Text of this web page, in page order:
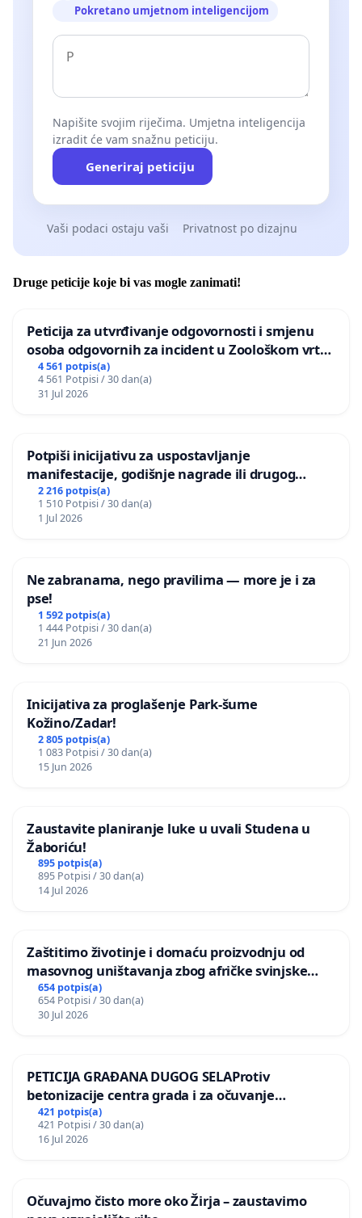
Pokretano umjetnom inteligencijom
Napišite svojim riječima. Umjetna inteligencija
izradit će vam snažnu peticiju.
Generiraj peticiju
Vaši podaci ostaju vaši Privatnost po dizajnu
Druge peticije koje bi vas mogle zanimati!
Peticija za utvrđivanje odgovornosti i smjenu
osoba odgovornih za incident u Zoološkom vrtu
Grada Zagreba
4 561 potpis(a)
4 561 Potpisi / 30 dan(a)
31 Jul 2026
Potpiši inicijativu za uspostavljanje
manifestacije, godišnje nagrade ili drugog
javnog događaja „Edin Avdić“ u Sarajevu
2 216 potpis(a)
1 510 Potpisi / 30 dan(a)
1 Jul 2026
Ne zabranama, nego pravilima — more je i za
pse!
1 592 potpis(a)
1 444 Potpisi / 30 dan(a)
21 Jun 2026
Inicijativa za proglašenje Park-šume
Kožino/Zadar!
2 805 potpis(a)
1 083 Potpisi / 30 dan(a)
15 Jun 2026
Zaustavite planiranje luke u uvali Studena u
Žaboriću!
895 potpis(a)
895 Potpisi / 30 dan(a)
14 Jul 2026
Zaštitimo životinje i domaću proizvodnju od
masovnog uništavanja zbog afričke svinjske
kuge
654 potpis(a)
654 Potpisi / 30 dan(a)
30 Jul 2026
PETICIJA GRAĐANA DUGOG SELAProtiv
betonizacije centra grada i za očuvanje
postojećih zelenih površina i odraslih stabala pri
donošenju izmjena urbanističkog plana
421 potpis(a)
421 Potpisi / 30 dan(a)
16 Jul 2026
Očuvajmo čisto more oko Žirja – zaustavimo